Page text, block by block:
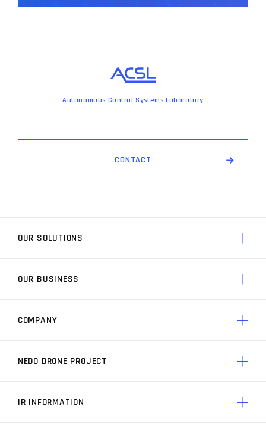
Autonomous Control Systems Laboratory
CONTACT
OUR SOLUTIONS
AP3 制御技術の特徴
OUR BUSINESS
ACSLの技術力
COMPANY
NEDO DRONE PROJECT
IR INFORMATION